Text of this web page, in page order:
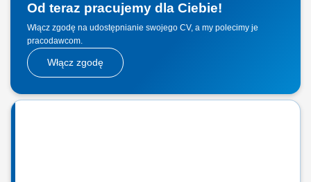
Od teraz pracujemy dla Ciebie!
Włącz zgodę na udostępnianie swojego CV, a my polecimy je
pracodawcom.
Włącz zgodę